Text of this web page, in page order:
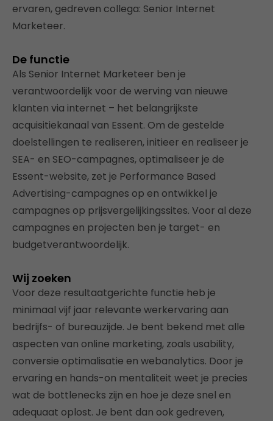
ervaren, gedreven collega: Senior Internet
Marketeer.
De functie
Als Senior Internet Marketeer ben je
verantwoordelijk voor de werving van nieuwe
klanten via internet – het belangrijkste
acquisitiekanaal van Essent. Om de gestelde
doelstellingen te realiseren, initieer en realiseer je
SEA- en SEO-campagnes, optimaliseer je de
Essent-website, zet je Performance Based
Advertising-campagnes op en ontwikkel je
campagnes op prijsvergelijkingssites. Voor al deze
campagnes en projecten ben je target- en
budgetverantwoordelijk.
Wij zoeken
Voor deze resultaatgerichte functie heb je
minimaal vijf jaar relevante werkervaring aan
bedrijfs- of bureauzijde. Je bent bekend met alle
aspecten van online marketing, zoals usability,
conversie optimalisatie en webanalytics. Door je
ervaring en hands-on mentaliteit weet je precies
wat de bottlenecks zijn en hoe je deze snel en
adequaat oplost. Je bent dan ook gedreven,